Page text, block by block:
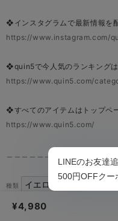
❖インスタグラムで最新情報を
https://www.instagram.com/
❖quin5で今人気のランキングは
https://www.quin5.com/
❖すべてのアイテムはトップペ
https://www.quin5.com/
＿＿＿＿＿＿＿＿＿＿＿＿＿＿
種類
¥4,980